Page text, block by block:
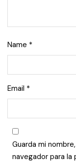
Name *
Email *
Guarda mi
navegador para